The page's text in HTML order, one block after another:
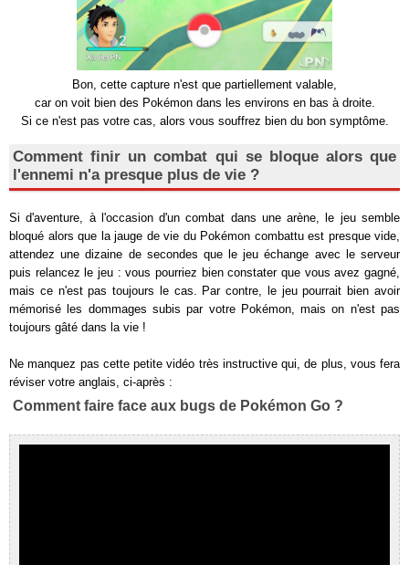
Bon, cette capture n'est que partiellement valable,
car on voit bien des Pokémon dans les environs en bas à droite.
Si ce n'est pas votre cas, alors vous souffrez bien du bon symptôme.
Comment finir un combat qui se bloque alors que
l'ennemi n'a presque plus de vie ?
Si d'aventure, à l'occasion d'un combat dans une arène, le jeu semble
bloqué alors que la jauge de vie du Pokémon combattu est presque vide,
attendez une dizaine de secondes que le jeu échange avec le serveur
puis relancez le jeu : vous pourriez bien constater que vous avez gagné,
mais ce n'est pas toujours le cas. Par contre, le jeu pourrait bien avoir
mémorisé les dommages subis par votre Pokémon, mais on n'est pas
toujours gâté dans la vie !
Ne manquez pas cette petite vidéo très instructive qui, de plus, vous fera
réviser votre anglais, ci-après :
Comment faire face aux bugs de Pokémon Go ?